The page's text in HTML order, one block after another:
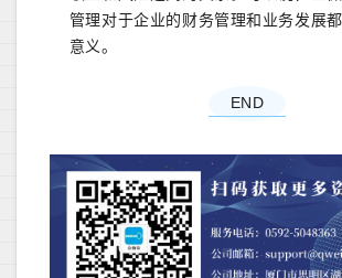
管理对于企业的财务管理和业务发展
意义。
END